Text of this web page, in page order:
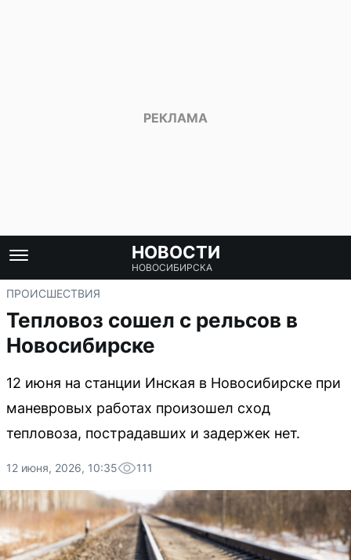
НОВОСТИ
НОВОСИБИРСКА
ПРОИСШЕСТВИЯ
Тепловоз сошел с рельсов в
Новосибирске
12 июня на станции Инская в Новосибирске при
маневровых работах произошел сход
тепловоза, пострадавших и задержек нет.
12 июня, 2026, 10:35 111